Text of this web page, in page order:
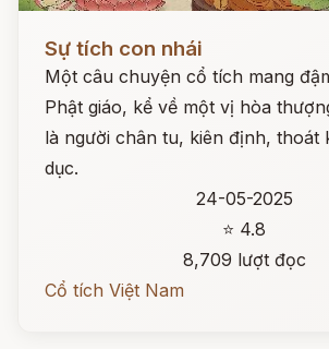
Sự tích con nhái
Một câu chuyện cổ tích mang
Phật giáo, kể về một vị hòa
là người chân tu, kiên định, thoát
dục.
24-05-2025
⭐ 4.8
8,709 lượt đọc
Cổ tích Việt Nam